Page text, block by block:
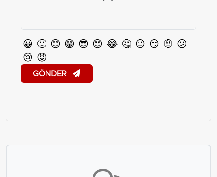
😀 🙂 😊 😁 😎 😍 😂 🤔 😐 😏 🤨 😕
😢 😡
GÖNDER